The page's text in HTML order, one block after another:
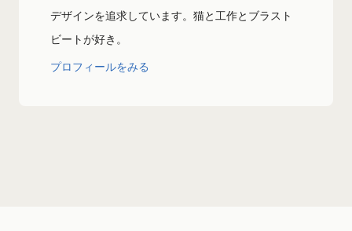
デザインを追求しています。猫と工作とブラスト
ビートが好き。
プロフィールをみる